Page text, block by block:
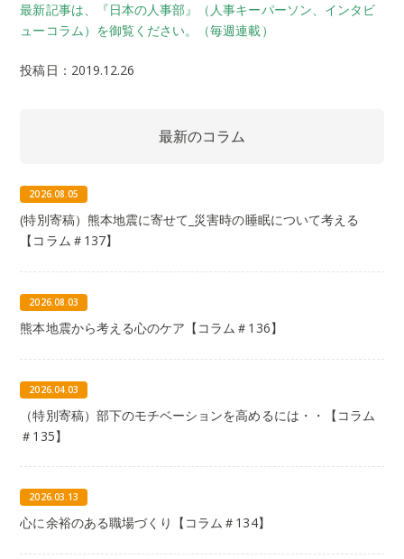
最新記事は、『日本の人事部』（人事キーパーソン、インタビ
ューコラム）を御覧ください。（毎週連載）
投稿日：2019.12.26
最新のコラム
2026.08.05
(特別寄稿）熊本地震に寄せて_災害時の睡眠について考える
【コラム＃137】
2026.08.03
熊本地震から考える心のケア【コラム＃136】
2026.04.03
（特別寄稿）部下のモチベーションを高めるには・・【コラム
＃135】
2026.03.13
心に余裕のある職場づくり【コラム＃134】